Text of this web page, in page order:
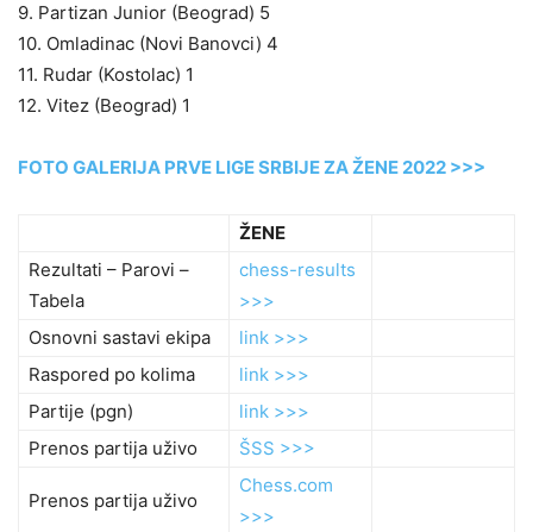
9. Partizan Junior (Beograd) 5
10. Omladinac (Novi Banovci) 4
11. Rudar (Kostolac) 1
12. Vitez (Beograd) 1
FOTO GALERIJA PRVE LIGE SRBIJE ZA ŽENE 2022 >>>
ŽENE
Rezultati – Parovi –
Tabela
chess-results
>>>
Osnovni sastavi ekipa
link >>>
Raspored po kolima
link >>>
Partije (pgn)
link >>>
Prenos partija uživo
ŠSS >>>
Prenos partija uživo
Chess.com
>>>